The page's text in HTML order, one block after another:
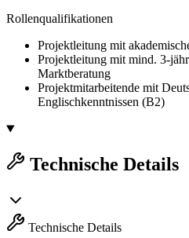
Rollenqualifikationen
Projektleitung mit
Projektleitung mit mind. 3-
Marktberatung
Projektmitarbeitende mit
Englischkenntnissen (B2)
Technische Details
Technische Details